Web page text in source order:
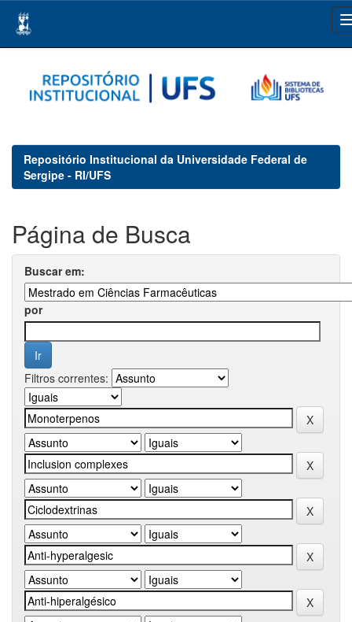
navigation
Repositório Institucional da Universidade Federal de
Sergipe - RI/UFS
Página de Busca
Buscar em:
por
Filtros correntes: